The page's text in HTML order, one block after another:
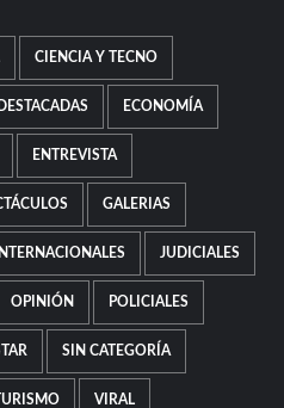
CIENCIA Y TECNO
DESTACADAS ECONOMÍA
ENTREVISTA
GALERIAS
INTERNACIONALES JUDICIALES
OPINIÓN POLICIALES
SIN CATEGORÍA
VIRAL